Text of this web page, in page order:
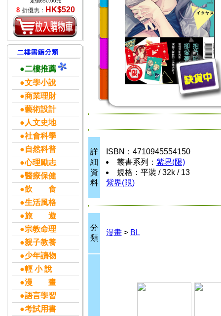
8 折優惠： HK$520
●二樓推薦
●文學小說
●商業理財
●藝術設計
●人文史地
●社會科學
●自然科普
●心理勵志
●醫療保健
●飲 食
●生活風格
●旅 遊
●宗教命理
●親子教養
●少年讀物
●輕 小 說
●漫 畫
●語言學習
●考試用書
詳
細
資
料
ISBN：4710945554150
叢書系列： 紫界(限)
規格：平裝 / 32k / 13
紫界(限)
分
類
漫畫 > BL